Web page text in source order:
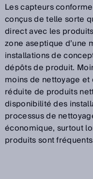
Les capteurs
conçus de telle sorte
direct avec les
zone aseptique d’une
installations de
dépôts de produit.
moins de nettoyage
réduite de produits
disponibilité des
processus de
économique, surtout
produits sont